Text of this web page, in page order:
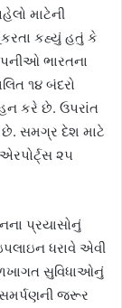
માટેની
કહ્યું હતું કે
ભારતના
૧૪ બંદરો
કરે છે. ઉપરાંત
સમગ્ર દેશ માટે
૨૫
પ્રયાસોનું
ધરાવે એવી
સુવિધાઓનું
સમર્પણની જરૂર